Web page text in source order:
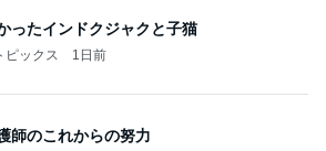
ったインドクジャクと子猫
ピックス 1日前
師のこれからの努力